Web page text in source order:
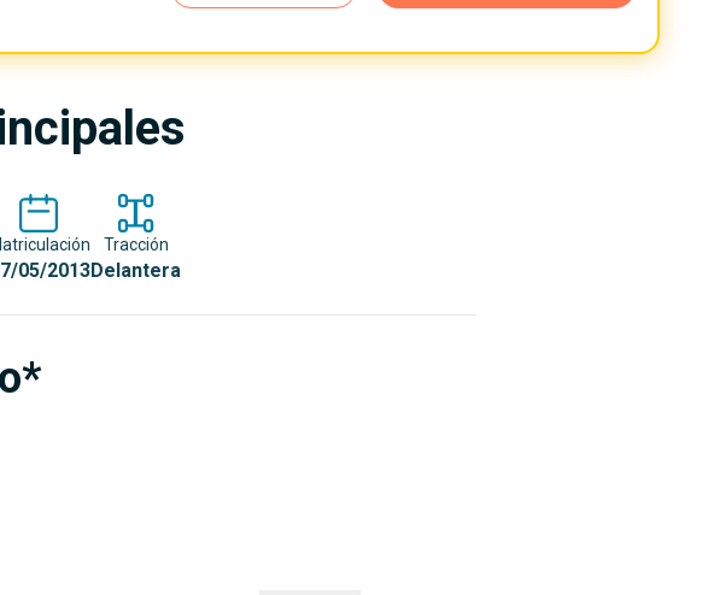
05/2013
Tracción
Delantera